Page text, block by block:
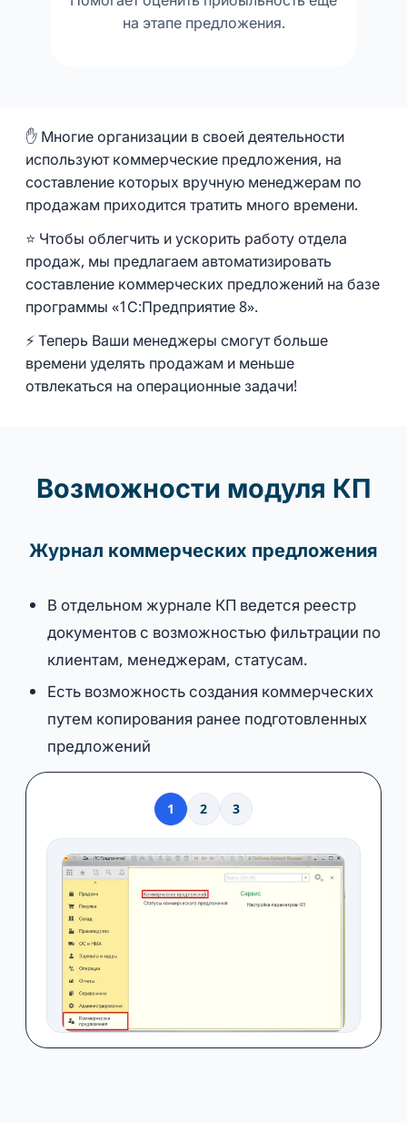
на этапе предложения.
✋ Многие организации в своей деятельности
используют коммерческие предложения, на
составление которых вручную менеджерам по
продажам приходится тратить много времени.
⭐ Чтобы облегчить и ускорить работу отдела
продаж, мы предлагаем автоматизировать
составление коммерческих предложений на базе
программы «1С:Предприятие 8».
⚡ Теперь Ваши менеджеры смогут больше
времени уделять продажам и меньше
отвлекаться на операционные задачи!
Возможности модуля КП
Журнал коммерческих предложения
В отдельном журнале КП ведется реестр
документов с возможностью фильтрации по
клиентам, менеджерам, статусам.
Есть возможность создания коммерческих
путем копирования ранее подготовленных
предложений
1 2 3